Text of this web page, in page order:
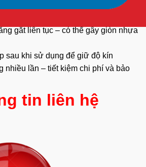
ấm hoặc dung dịch trung tính
gắt liên tục – có thể gây giòn nhựa
sau khi sử dụng để giữ độ kín
nhiều lần – tiết kiệm chi phí và bảo
tin liên hệ